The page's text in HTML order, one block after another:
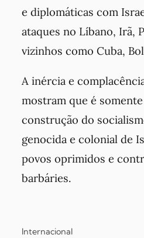
e diplomáticas com
ataques no Líbano, Irã,
vizinhos como Cuba,
A inércia e
mostram que é
construção do
genocida e colonial de
povos oprimidos e
barbáries.
Internacional